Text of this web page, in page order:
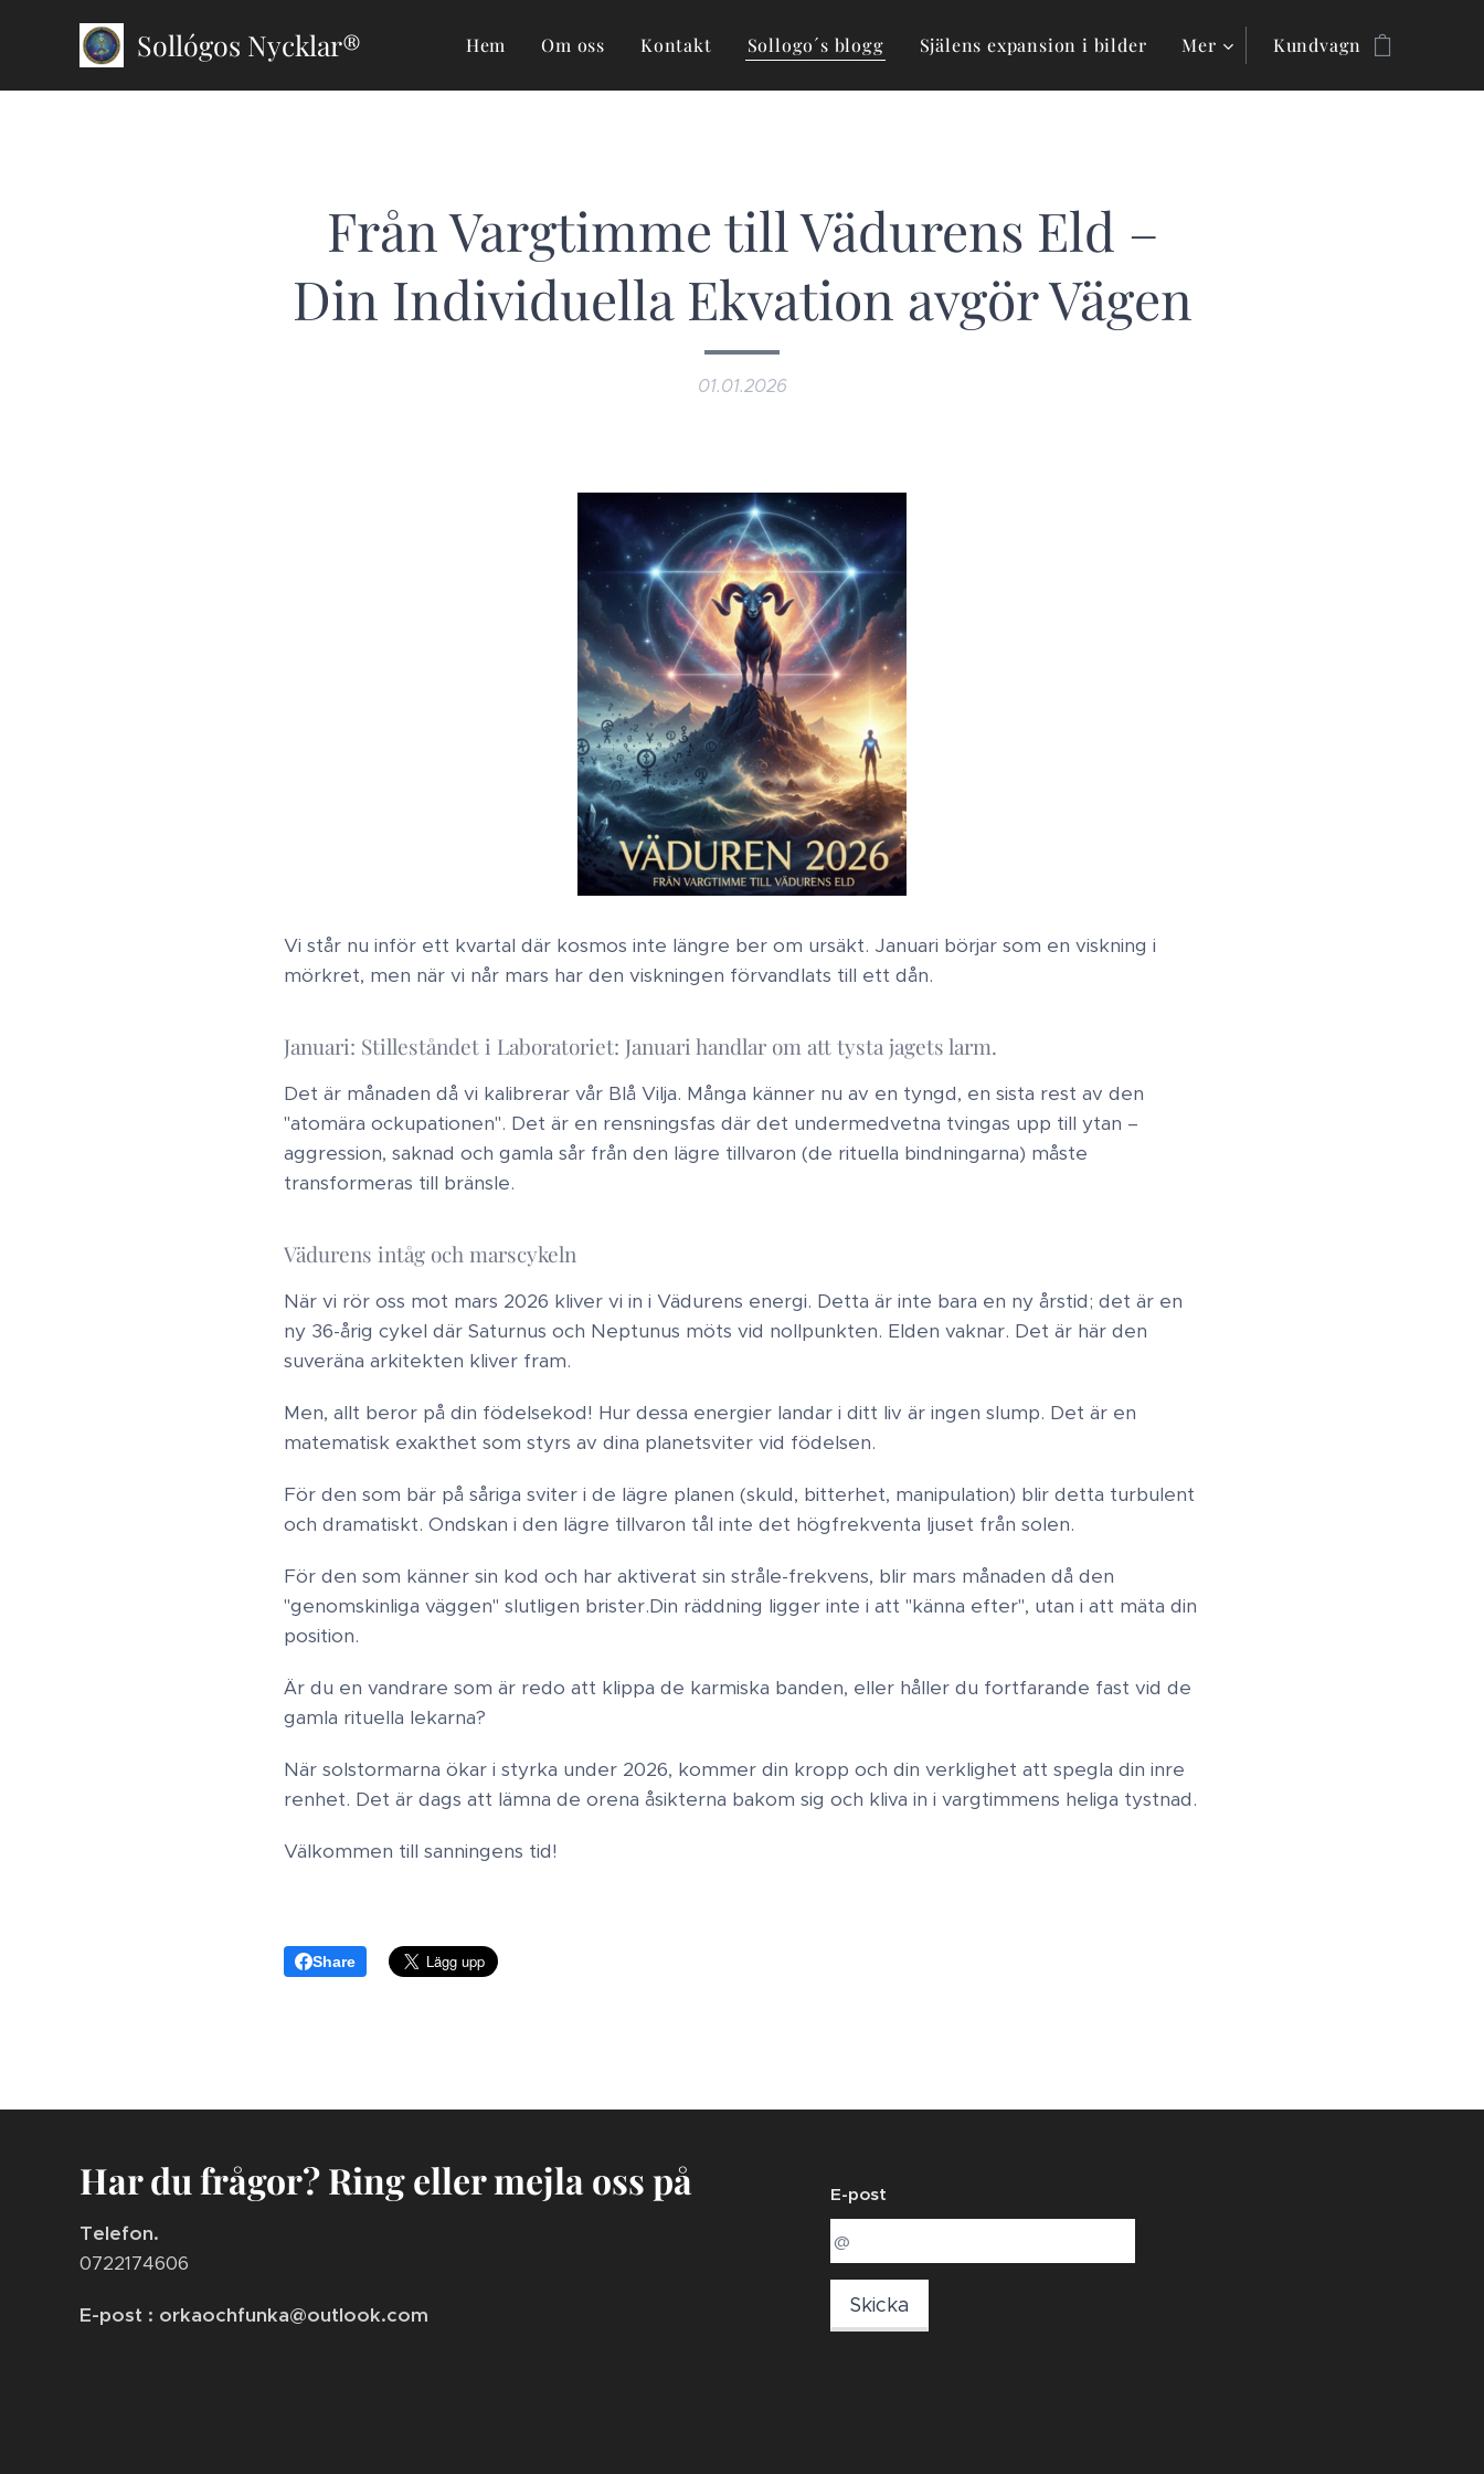
Sollógos Nycklar® Hem Om oss Kontakt Sollogo´s blogg Själens expansion i bilder Mer Kundvagn
Från Vargtimme till Vädurens Eld –
Din Individuella Ekvation avgör Vägen
01.01.2026
Vi står nu inför ett kvartal där kosmos inte längre ber om ursäkt. Januari börjar som en viskning i
mörkret, men när vi når mars har den viskningen förvandlats till ett dån.
​Januari: Stilleståndet i Laboratoriet: Januari handlar om att tysta jagets larm.
Det är månaden då vi kalibrerar vår Blå Vilja. Många känner nu av en tyngd, en sista rest av den
"atomära ockupationen". Det är en rensningsfas där det undermedvetna tvingas upp till ytan –
aggression, saknad och gamla sår från den lägre tillvaron (de rituella bindningarna) måste
transformeras till bränsle.​
Vädurens intåg och marscykeln
När vi rör oss mot mars 2026 kliver vi in i Vädurens energi. Detta är inte bara en ny årstid; det är en
ny 36-årig cykel där Saturnus och Neptunus möts vid nollpunkten. Elden vaknar. Det är här den
suveräna arkitekten kliver fram.​
Men, allt beror på din födelsekod! Hur dessa energier landar i ditt liv är ingen slump. Det är en
matematisk exakthet som styrs av dina planetsviter vid födelsen.​
För den som bär på såriga sviter i de lägre planen (skuld, bitterhet, manipulation) blir detta turbulent
och dramatiskt. Ondskan i den lägre tillvaron tål inte det högfrekventa ljuset från solen.​
För den som känner sin kod och har aktiverat sin stråle-frekvens, blir mars månaden då den
"genomskinliga väggen" slutligen brister.​Din räddning ligger inte i att "känna efter", utan i att mäta din
position.
Är du en vandrare som är redo att klippa de karmiska banden, eller håller du fortfarande fast vid de
gamla rituella lekarna?​
När solstormarna ökar i styrka under 2026, kommer din kropp och din verklighet att spegla din inre
renhet. Det är dags att lämna de orena åsikterna bakom sig och kliva in i vargtimmens heliga tystnad.​
Välkommen till sanningens tid!
Share
Har du frågor? Ring eller mejla oss på
Telefon.
0722174606
E-post : orkaochfunka@outlook.com
E-post
Skicka